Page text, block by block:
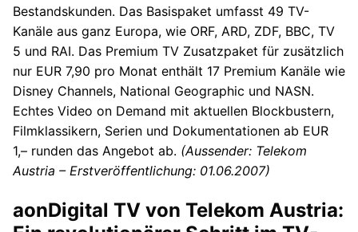
Bestandskunden. Das Basispaket umfasst 49 TV-
Kanäle aus ganz Europa, wie ORF, ARD, ZDF, BBC, TV
5 und RAI. Das Premium TV Zusatzpaket für zusätzlich
nur EUR 7,90 pro Monat enthält 17 Premium Kanäle wie
Disney Channels, National Geographic und NASN.
Echtes Video on Demand mit aktuellen Blockbustern,
Filmklassikern, Serien und Dokumentationen ab EUR
1,– runden das Angebot ab. (Aussender: Telekom
Austria – Erstveröffentlichung: 01.06.2007)
aonDigital TV von Telekom Austria: